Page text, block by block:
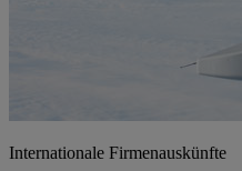
Internationale Firmenauskünfte